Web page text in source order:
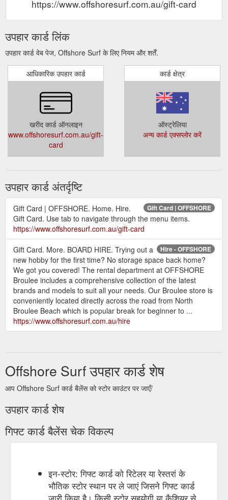
https://www.offshoresurf.com.au/gift-card
उपहार कार्ड लिंक
उपहार कार्ड वेब पेज, Offshore Surf के लिए नियम और शर्तें.
आधिकारिक उपहार कार्ड
खरीद कार्ड ऑनलाइन
www.offshoresurf.com.au/gift-
card
कार्ड क्षेत्र
ऑस्ट्रेलिया
अन्य कार्ड एक्सप्लोर करें
उपहार कार्ड अंतर्दृष्टि
Gift Card | OFFSHORE
Gift Card | OFFSHORE. Home. Hire.
Gift Card. Use tab to navigate through the menu items.
https://www.offshoresurf.com.au/gift-card
Hire - OFFSHORE
Gift Card. More. BOARD HIRE. Trying out a
new hobby for the first time? No storage space back home?
We got you covered! The rental department at OFFSHORE
Broulee includes a comprehensive collection of the latest
brands and models to suit all your needs. Our Broulee store is
conveniently located directly across the road from North
Broulee Beach which is popular break for beginner to ...
https://www.offshoresurf.com.au/hire
Offshore Surf उपहार कार्ड शेष
आप Offshore Surf कार्ड बैलेंस को स्टोर काउंटर पर जाएँ/
उपहार कार्ड शेष
गिफ्ट कार्ड बैलेंस चेक विकल्प
इन-स्टोर: गिफ्ट कार्ड को रिटेलर या रेस्तरां के
भौतिक स्टोर स्थान पर ले जाएं जिसने गिफ्ट कार्ड